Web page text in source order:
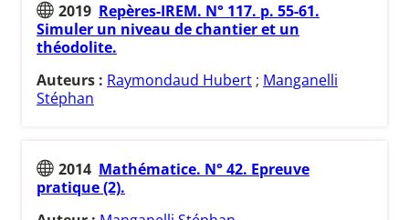
2019 Repères-IREM. N° 117. p. 55-61.
Simuler un niveau de chantier et un
théodolite.
Auteurs : Raymondaud Hubert ; Manganelli
Stéphan
2014 Mathématice. N° 42. Epreuve
pratique (2).